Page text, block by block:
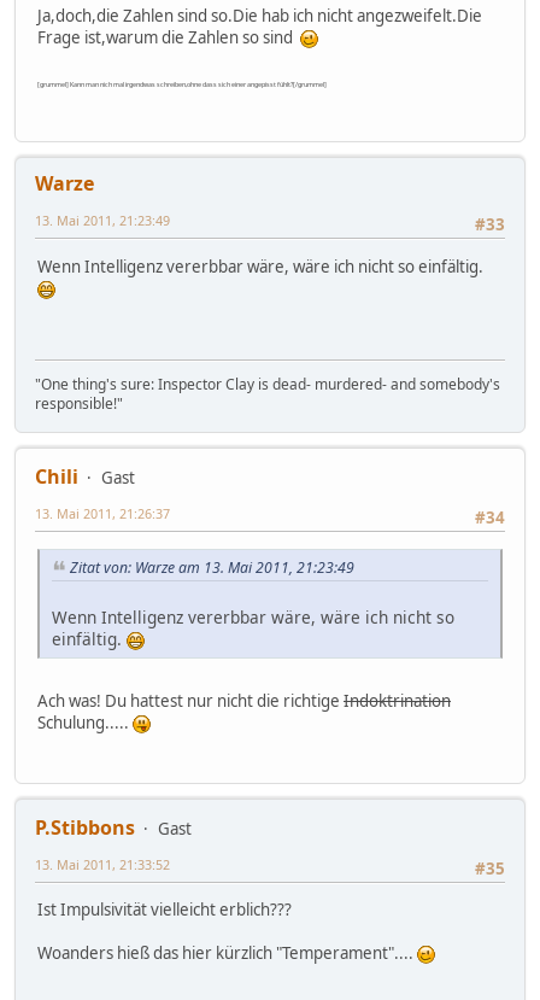
Ja,doch,die Zahlen sind so.Die hab ich nicht angezweifelt.Die
Frage ist,warum die Zahlen so sind
[grummel] Kann man nich mal irgendwas schreiben,ohne dass sich einer angepisst fühlt?[/grummel]
Warze
#33
13. Mai 2011, 21:23:49
Wenn Intelligenz vererbbar wäre, wäre ich nicht so einfältig.
"One thing's sure: Inspector Clay is dead- murdered- and somebody's
responsible!"
Chili
Gast
#34
13. Mai 2011, 21:26:37
Zitat von: Warze am 13. Mai 2011, 21:23:49
Wenn Intelligenz vererbbar wäre, wäre ich nicht so
einfältig.
Ach was! Du hattest nur nicht die richtige Indoktrination
Schulung.....
P.Stibbons
Gast
#35
13. Mai 2011, 21:33:52
Ist Impulsivität vielleicht erblich???
Woanders hieß das hier kürzlich "Temperament"....